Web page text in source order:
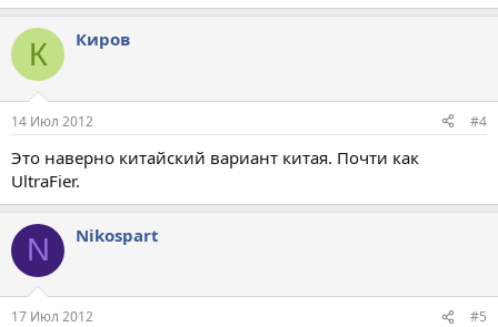
К Киров
14 Июл 2012 #4
Это наверно китайский вариант китая. Почти как
UltraFier.
N Nikospart
17 Июл 2012 #5